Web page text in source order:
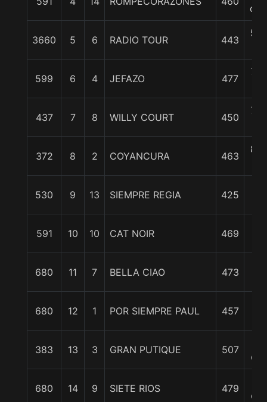
3660 5 6 RADIO TOUR 443
5
599 6 4 JEFAZO 477
7
437 7 8 WILLY COURT 450
7
372 8 2 COYANCURA 463
8
530 9 13 SIEMPRE REGIA 425
591 10 10 CAT NOIR 469
680 11 7 BELLA CIAO 473
680 12 1 POR SIEMPRE PAUL 457
383 13 3 GRAN PUTIQUE 507
680 14 9 SIETE RIOS 479